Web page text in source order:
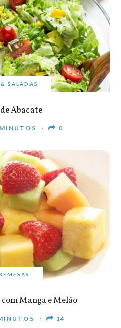
SALADAS
Abacate
0
Manga e Melão
14